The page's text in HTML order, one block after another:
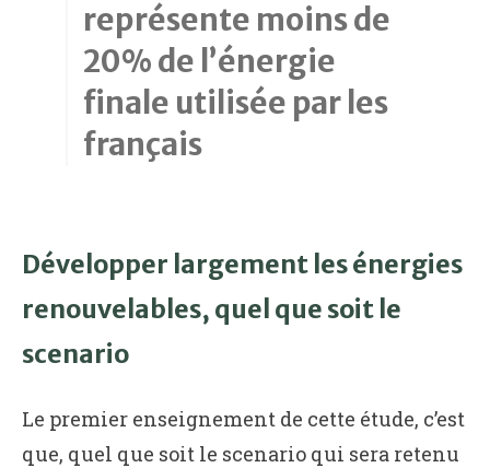
représente moins de
20% de l’énergie
finale utilisée par les
français
Développer largement les énergies
renouvelables, quel que soit le
scenario
Le premier enseignement de cette étude, c’est
que, quel que soit le scenario qui sera retenu